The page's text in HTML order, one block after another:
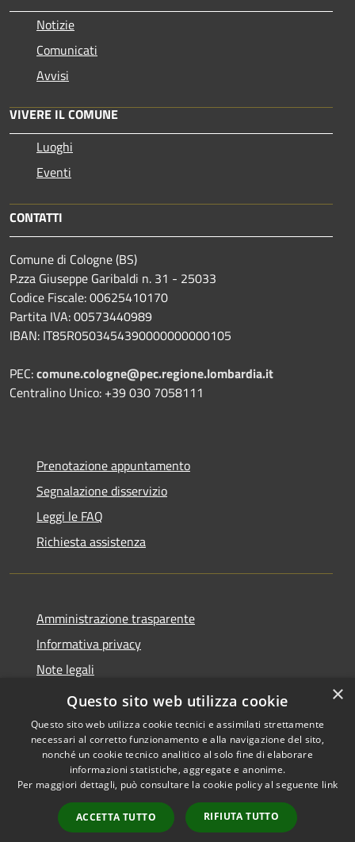
Notizie
Comunicati
Avvisi
VIVERE IL COMUNE
Luoghi
Eventi
CONTATTI
Comune di Cologne (BS)
P.zza Giuseppe Garibaldi n. 31 - 25033
Codice Fiscale: 00625410170
Partita IVA: 00573440989
IBAN: IT85R0503454390000000000105
PEC:comune.cologne@pec.regione.lombardia.it
Centralino Unico: +39 030 7058111
Prenotazione appuntamento
Segnalazione disservizio
Leggi le FAQ
Richiesta assistenza
Amministrazione trasparente
Informativa privacy
Note legali
Dichiarazione di accessibilità
Accessibilità
Copyright © 2026 • Comune di
Cologne • Powered by
Municipium•
Accesso
redazione
×
Questo sito web utilizza cookie
Questo sito web utilizza cookie tecnici e assimilati strettamente
necessari al corretto funzionamento e alla navigazione del sito,
nonché un cookie tecnico analitico al solo fine di elaborare
informazioni statistiche, aggregate e anonime.
Per maggiori dettagli, può consultare la cookie policy al seguente link
ACCETTA TUTTO RIFIUTA TUTTO